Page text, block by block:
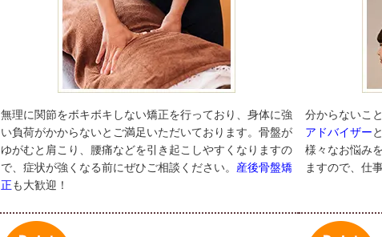
無理に関節をボキボキしない矯正を行っており、身体に強
い負荷がかからないとご満足いただいております。骨盤が
ゆがむと肩こり、腰痛などを引き起こしやすくなりますの
で、症状が強くなる前にぜひご相談ください。 産後骨盤矯
正も大歓迎！
分からないこ
アドバイザー
様々なお悩み
ますので、仕